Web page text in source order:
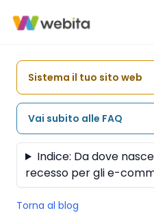
Sistema il tuo sito web
Vai subito alle FAQ
Indice: Da dove
recesso per gli e-
Torna al blog